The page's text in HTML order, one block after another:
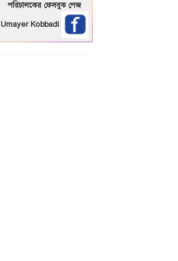
পরিচালকের ফেসবুক পেজ
Umayer Kobbadi